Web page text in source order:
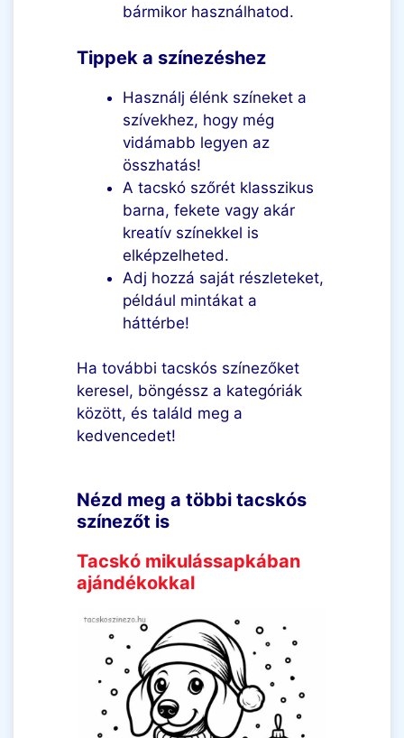
bármikor használhatod.
Tippek a színezéshez
Használj élénk színeket a
szívekhez, hogy még
vidámabb legyen az
összhatás!
A tacskó szőrét klasszikus
barna, fekete vagy akár
kreatív színekkel is
elképzelheted.
Adj hozzá saját részleteket,
például mintákat a
háttérbe!
Ha további tacskós színezőket
keresel, böngéssz a kategóriák
között, és találd meg a
kedvencedet!
Nézd meg a többi tacskós
színezőt is
Tacskó mikulássapkában
ajándékokkal